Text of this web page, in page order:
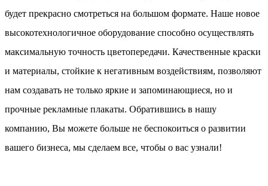
будет прекрасно смотреться на большом формате. Наше новое
высокотехнологичное оборудование способно осуществлять
максимальную точность цветопередачи. Качественные краски
и материалы, стойкие к негативным воздействиям, позволяют
нам создавать не только яркие и запоминающиеся, но и
прочные рекламные плакаты. Обратившись в нашу
компанию, Вы можете больше не беспокоиться о развитии
вашего бизнеса, мы сделаем все, чтобы о вас узнали!